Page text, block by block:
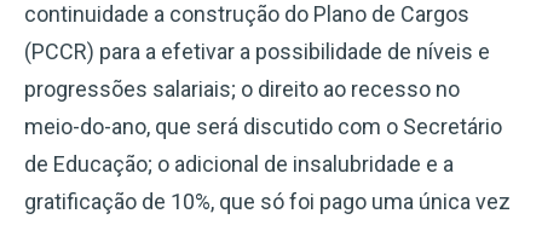
continuidade a construção do Plano de Cargos
(PCCR) para a efetivar a possibilidade de níveis e
progressões salariais; o direito ao recesso no
meio-do-ano, que será discutido com o Secretário
de Educação; o adicional de insalubridade e a
gratificação de 10%, que só foi pago uma única vez